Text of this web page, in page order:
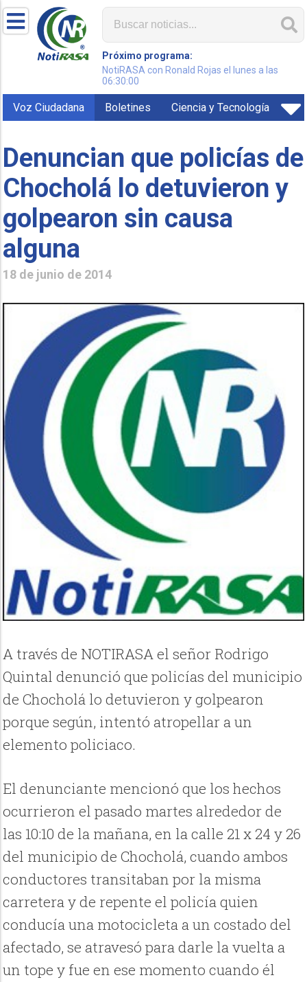
Próximo programa:
NotiRASA con Ronald Rojas el lunes a las
06:30:00
Voz Ciudadana Boletines Ciencia y Tecnología
Denuncian que policías de
Chocholá lo detuvieron y
golpearon sin causa
alguna
18 de junio de 2014
A través de NOTIRASA el señor Rodrigo
Quintal denunció que policías del municipio
de Chocholá lo detuvieron y golpearon
porque según, intentó atropellar a un
elemento policiaco.
El denunciante mencionó que los hechos
ocurrieron el pasado martes alrededor de
las 10:10 de la mañana, en la calle 21 x 24 y 26
del municipio de Chocholá, cuando ambos
conductores transitaban por la misma
carretera y de repente el policía quien
conducía una motocicleta a un costado del
afectado, se atravesó para darle la vuelta a
un tope y fue en ese momento cuando él